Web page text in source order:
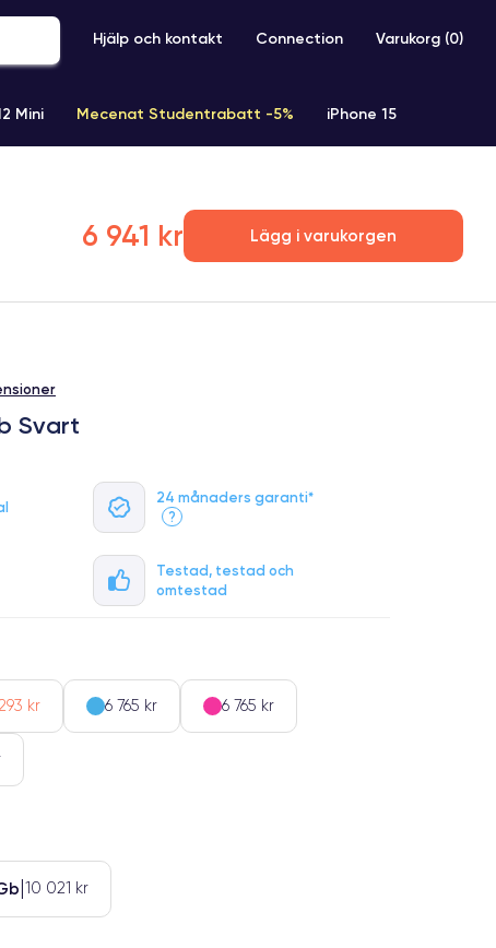
Hjälp och kontakt Connection Varukorg (0)
Mini Mecenat Studentrabatt -5% iPhone 15
6 941 kr Lägg i varukorgen
Svart
24 månaders garanti*
?
Testad, testad och
omtestad
kr 6 765 kr 6 765 kr
10 021 kr